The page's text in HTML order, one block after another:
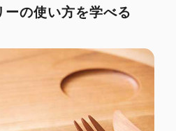
ーの使い方を学べる